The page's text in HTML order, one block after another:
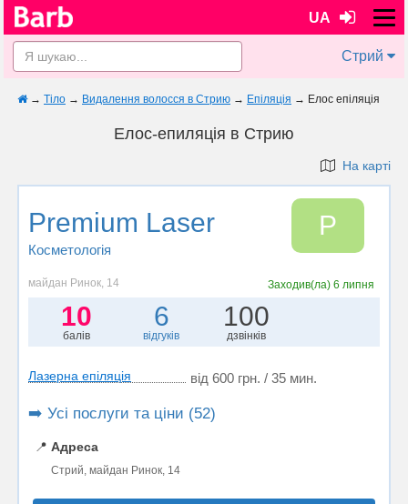
UA
Стрий
→ Тіло → Видалення волосся в Стрию → Епіляція → Елос епіляція
Елос-епиляція в Стрию
На карті
Premium Laser
Косметологія
P
майдан Ринок, 14 Заходив(ла)6 липня
10
балів
6
відгуків
100
дзвінків
Лазерна епіляція від 600 грн. / 35 мин.
➡️ Усі послуги та ціни (52)
📍 Адреса
Стрий, майдан Ринок, 14